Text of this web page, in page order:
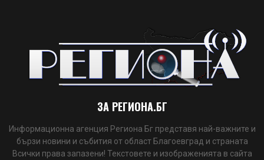
ЗА РЕГИОНА.БГ
Информационна агенция Региона Бг представя най-важните и
бързи новини и събития от област Благоевград и страната
Всички права запазени! Текстовете и изображенията в сайта